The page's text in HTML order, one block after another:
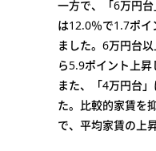
一方で、「6万円
は12.0％で1.7ポ
ました。6万円台
ら5.9ポイント上昇
また、「4万円台
た。比較的家賃を
で、平均家賃の上